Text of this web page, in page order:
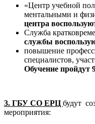
«Центр учебной
ментальными и
центра
Служба
службы
повышение
специалистов,
Обучение пройдут
3. ГБУ СО ЕРЦ будут
мероприятия: